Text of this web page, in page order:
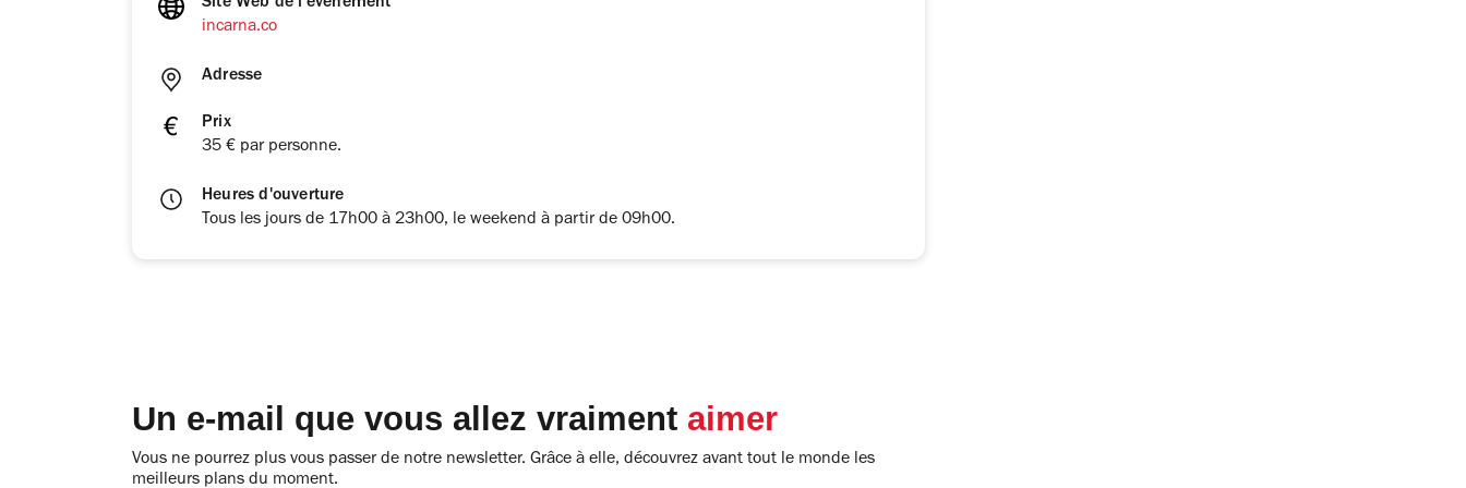
Site Web de l'événement
incarna.co
Adresse
Prix
35 € par personne.
Heures d'ouverture
Tous les jours de 17h00 à 23h00, le weekend à partir de 09h00.
Un e-mail que vous allez vraiment aimer
Vous ne pourrez plus vous passer de notre newsletter. Grâce à elle, découvrez avant tout le monde les
meilleurs plans du moment.